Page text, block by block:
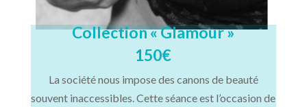
Collection « Glamour »
150€
La société nous impose des canons de beauté
souvent inaccessibles. Cette séance est l’occasion de